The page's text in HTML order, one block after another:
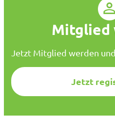
*
Mitglied
Jetzt Mitglied werden
Jetzt